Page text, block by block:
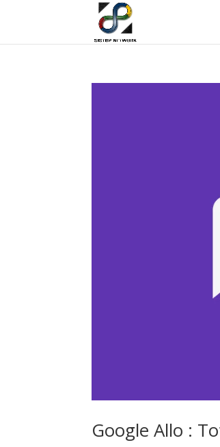
Google Allo :